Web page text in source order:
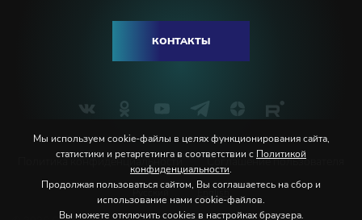
КОНТАКТЫ
Политика конфиденциальности Соглашение пользователя
Мы используем cookie-файлы в целях функционирования сайта,
статистики и ретаргетинга в соответствии с Политикой
конфиденциальности.
Продолжая пользоваться сайтом, Вы соглашаетесь на сбор и
использование нами cookie-файлов.
Вы можете отключить cookies в настройках браузера.